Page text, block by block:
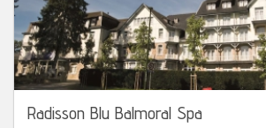
Radisson Blu Balmoral Spa